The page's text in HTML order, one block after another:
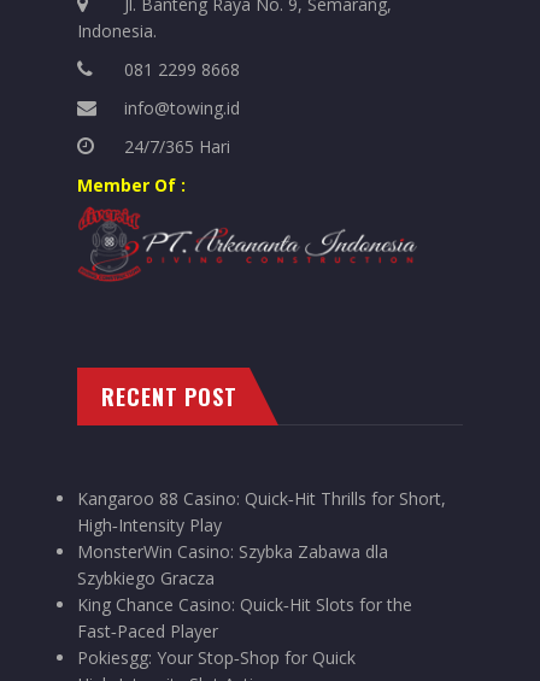
Indonesia.
081 2299 8668
info@towing.id
24/7/365 Hari
Member Of :
RECENT POST
Kangaroo 88 Casino: Quick‑Hit Thrills for Short,
High‑Intensity Play
MonsterWin Casino: Szybka Zabawa dla
Szybkiego Gracza
King Chance Casino: Quick‑Hit Slots for the
Fast‑Paced Player
Pokiesgg: Your Stop‑Shop for Quick